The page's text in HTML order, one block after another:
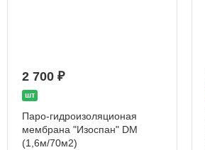
2 700 ₽
шт
Паро-гидроизоляционая
мембрана "Изоспан" DM
(1,6м/70м2)